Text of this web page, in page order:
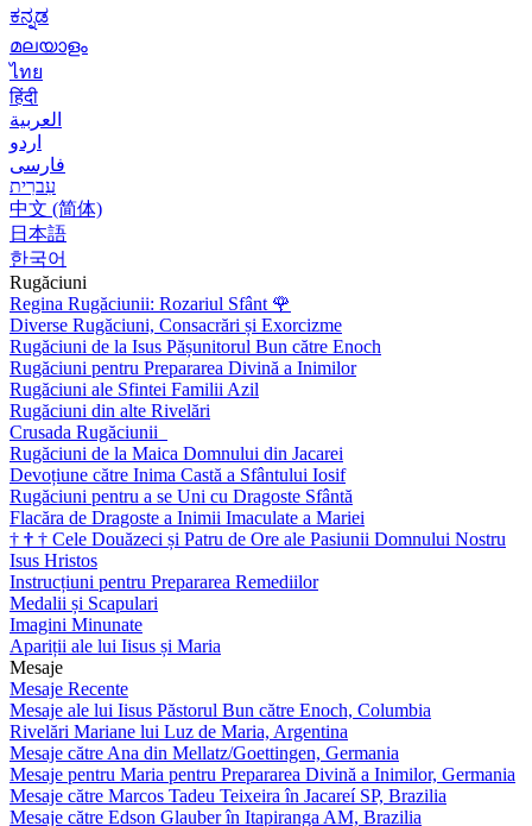
ಕನ್ನಡ
മലയാളം
ไทย
हिंदी
العربية
اردو
فارسی
עִברִית
中文 (简体)
日本語
한국어
Rugăciuni
Regina Rugăciunii: Rozariul Sfânt 🌹
Diverse Rugăciuni, Consacrări și Exorcizme
Rugăciuni de la Isus Pășunitorul Bun către Enoch
Rugăciuni pentru Prepararea Divină a Inimilor
Rugăciuni ale Sfintei Familii Azil
Rugăciuni din alte Rivelări
Crusada Rugăciunii
Rugăciuni de la Maica Domnului din Jacarei
Devoțiune către Inima Castă a Sfântului Iosif
Rugăciuni pentru a se Uni cu Dragoste Sfântă
Flacăra de Dragoste a Inimii Imaculate a Mariei
† † † Cele Douăzeci și Patru de Ore ale Pasiunii Domnului Nostru
Isus Hristos
Instrucțiuni pentru Prepararea Remediilor
Medalii și Scapulari
Imagini Minunate
Apariții ale lui Iisus și Maria
Mesaje
Mesaje Recente
Mesaje ale lui Iisus Păstorul Bun către Enoch, Columbia
Rivelări Mariane lui Luz de Maria, Argentina
Mesaje către Ana din Mellatz/Goettingen, Germania
Mesaje pentru Maria pentru Prepararea Divină a Inimilor, Germania
Mesaje către Marcos Tadeu Teixeira în Jacareí SP, Brazilia
Mesaje către Edson Glauber în Itapiranga AM, Brazilia